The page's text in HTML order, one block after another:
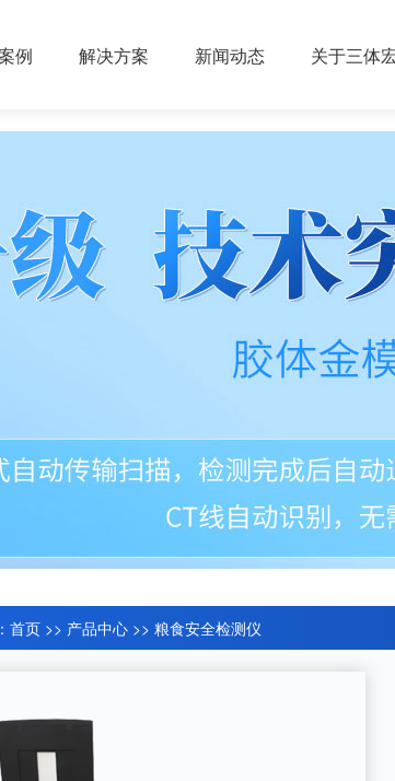
例 解决方案 新闻动态 关于三体
首页>> 产品中心>> 粮食安全检测仪